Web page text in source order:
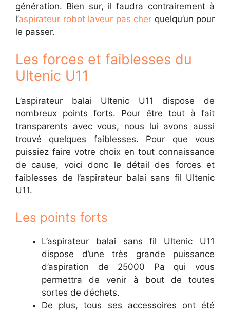
génération. Bien sur, il faudra contrairement à
l’aspirateur robot laveur pas cher quelqu’un pour
le passer.
Les forces et faiblesses du
Ultenic U11
L’aspirateur balai Ultenic U11 dispose de
nombreux points forts. Pour être tout à fait
transparents avec vous, nous lui avons aussi
trouvé quelques faiblesses. Pour que vous
puissiez faire votre choix en tout connaissance
de cause, voici donc le détail des forces et
faiblesses de l’aspirateur balai sans fil Ultenic
U11.
Les points forts
L’aspirateur balai sans fil Ultenic U11
dispose d’une très grande puissance
d’aspiration de 25000 Pa qui vous
permettra de venir à bout de toutes
sortes de déchets.
De plus, tous ses accessoires ont été